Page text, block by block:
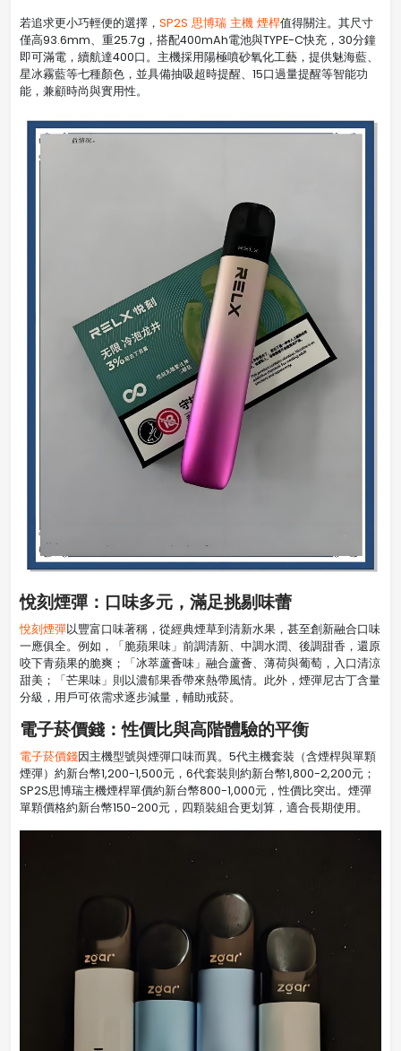
若追求更小巧輕便的選擇， SP2S 思博瑞 主機 煙桿值得關注。其尺寸
僅高93.6mm、重25.7g，搭配400mAh電池與TYPE-C快充，30分鐘
即可滿電，續航達400口。主機採用陽極噴砂氧化工藝，提供魅海藍、
星冰霧藍等七種顏色，並具備抽吸超時提醒、15口過量提醒等智能功
能，兼顧時尚與實用性。
悅刻煙彈：口味多元，滿足挑剔味蕾
悅刻煙彈以豐富口味著稱，從經典煙草到清新水果，甚至創新融合口味
一應俱全。例如，「脆蘋果味」前調清新、中調水潤、後調甜香，還原
咬下青蘋果的脆爽；「冰萃蘆薈味」融合蘆薈、薄荷與葡萄，入口清涼
甜美；「芒果味」則以濃郁果香帶來熱帶風情。此外，煙彈尼古丁含量
分級，用戶可依需求逐步減量，輔助戒菸。
電子菸價錢：性價比與高階體驗的平衡
電子菸價錢因主機型號與煙彈口味而異。5代主機套裝（含煙桿與單顆
煙彈）約新台幣1,200-1,500元，6代套裝則約新台幣1,800-2,200元；
SP2S思博瑞主機煙桿單價約新台幣800-1,000元，性價比突出。煙彈
單顆價格約新台幣150-200元，四顆裝組合更划算，適合長期使用。